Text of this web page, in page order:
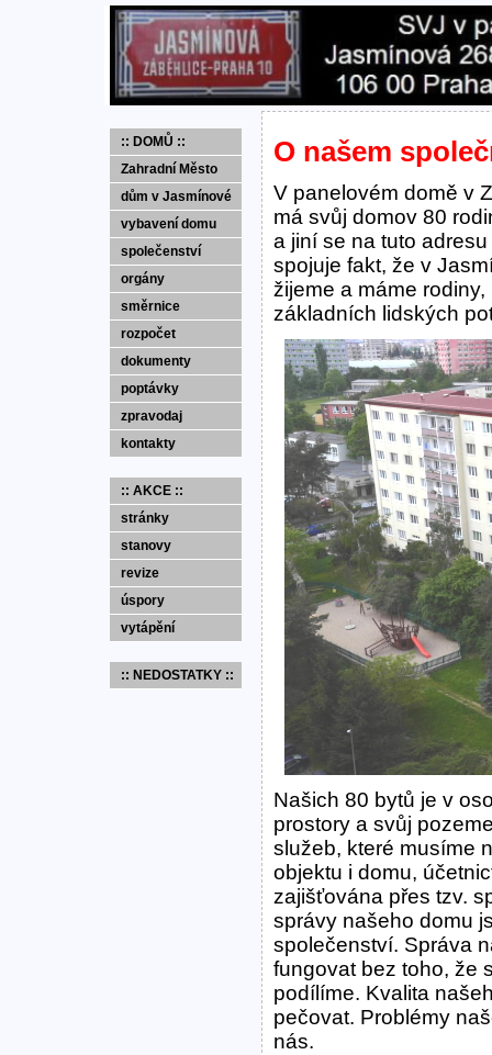
:: DOMŮ ::
Zahradní Město
dům v Jasmínové
vybavení domu
společenství
orgány
směrnice
rozpočet
dokumenty
poptávky
zpravodaj
kontakty
:: AKCE ::
stránky
stanovy
revize
úspory
vytápění
:: NEDOSTATKY ::
O našem
V panelovém domě v
má svůj domov 80
a jiní se na tuto
spojuje fakt, že v
žijeme a máme
základních lidských
Našich 80 bytů je v
prostory a svůj
služeb, které musíme
objektu i domu,
zajišťována přes tzv.
správy našeho domu
společenství. Správa
fungovat bez toho, že
podílíme. Kvalita
pečovat. Problémy
nás.